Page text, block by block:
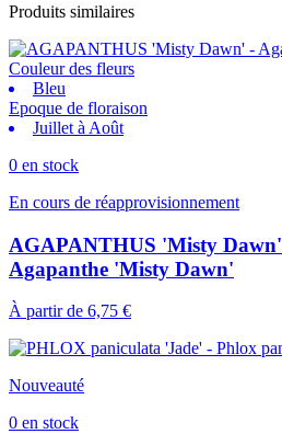
Produits similaires
Couleur des fleurs
Bleu
Epoque de floraison
Juillet à Août
0 en stock
En cours de réapprovisionnement
AGAPANTHUS 'Misty Dawn'
Agapanthe 'Misty Dawn'
À partir de 6,75 €
Nouveauté
0 en stock